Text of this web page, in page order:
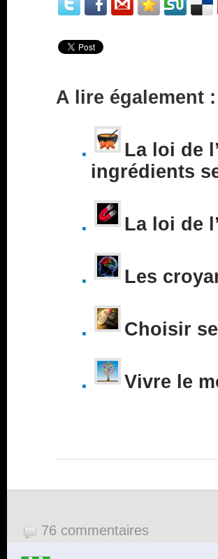
A lire également :
La loi de
ingrédients
La loi de
Les
Choisir
Vivre le
76 commentaires